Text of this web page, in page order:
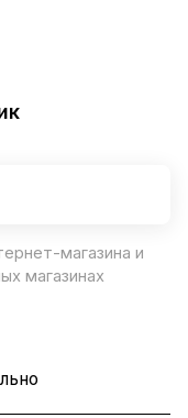
магазина и
магазинах